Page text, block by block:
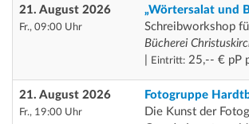
21. August 2026
Fr., 09:00 Uhr
„Wörtersalat und
Schreibworkshop
Bücherei
Eintritt: 25,-- € pP
21. August 2026
Fr., 19:00 Uhr
Fotogruppe
Die Kunst der